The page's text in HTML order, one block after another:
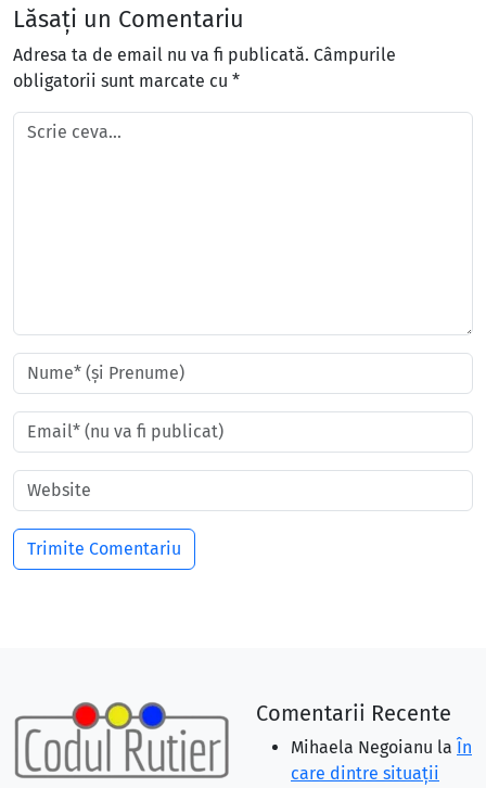
Lăsați un Comentariu
Adresa ta de email nu va fi publicată. Câmpurile
obligatorii sunt marcate cu *
Comentarii Recente
Mihaela Negoianu la În
care dintre situaţii